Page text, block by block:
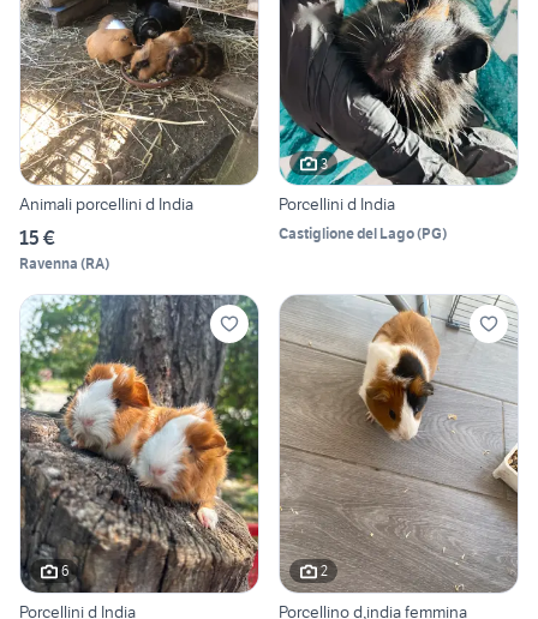
Animali porcellini d India
15 €
Ravenna (RA)
3
Porcellini d India
Castiglione del Lago(PG)
6
Porcellini d India
2
Porcellino d,india femmina